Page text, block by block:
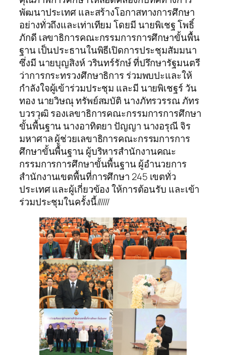
พัฒนาประเทศ และสร้างโอกาสทางการศึกษา
อย่างทั่วถึงและเท่าเทียม โดยมี นายพิเชฐ โพธิ์
ภักดี เลขาธิการคณะกรรมการการศึกษาขั้นพื้น
ฐาน เป็นประธานในพิธีเปิดการประชุมสัมมนา
ซึ่งมี นายบุญสิงห์ วรินทร์รักษ์ ที่ปรึกษารัฐมนตรี
ว่าการกระทรวงศึกษาธิการ ร่วมพบปะและให้
กำลังใจผู้เข้าร่วมประชุม และมี นายพิเชฐร์ วัน
ทอง นายวิษณุ ทรัพย์สมบัติ นางภัทรวรรณ ภัทร
บวรวุฒิ รองเลขาธิการคณะกรรมการการศึกษา
ขั้นพื้นฐาน นางอาทิตยา ปัญญา นางอรุณี จิร
มหาศาล ผู้ช่วยเลขาธิการคณะกรรมการการ
ศึกษาขั้นพื้นฐาน ผู้บริหารสำนักงานคณะ
กรรมการการศึกษาขั้นพื้นฐาน ผู้อำนวยการ
สำนักงานเขตพื้นที่การศึกษา 245 เขตทั่ว
ประเทศ และผู้เกี่ยวข้อง ให้การต้อนรับ และเข้า
ร่วมประชุมในครั้งนี้//////